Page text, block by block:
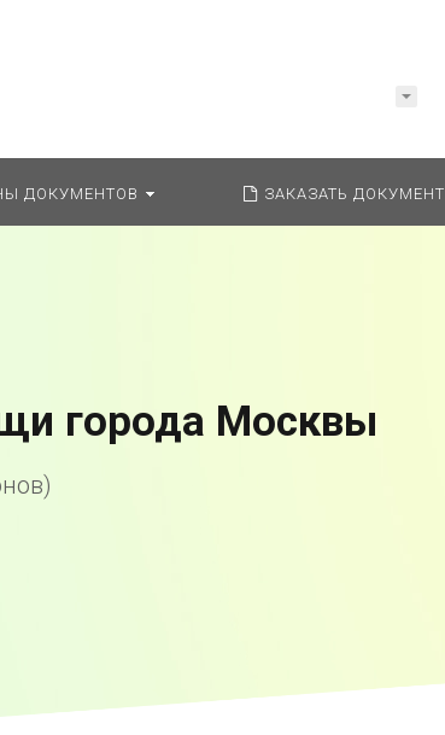
ДОКУМЕНТОВ ЗАКАЗАТЬ ДОКУМЕНТ
города Москвы